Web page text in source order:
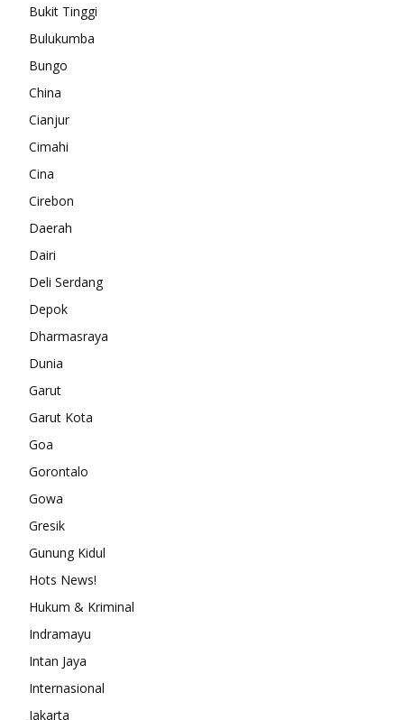
Bukit Tinggi
Bulukumba
Bungo
China
Cianjur
Cimahi
Cina
Cirebon
Daerah
Dairi
Deli Serdang
Depok
Dharmasraya
Dunia
Garut
Garut Kota
Goa
Gorontalo
Gowa
Gresik
Gunung Kidul
Hots News!
Hukum & Kriminal
Indramayu
Intan Jaya
Internasional
Jakarta